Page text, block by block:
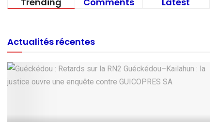
Actualités récentes